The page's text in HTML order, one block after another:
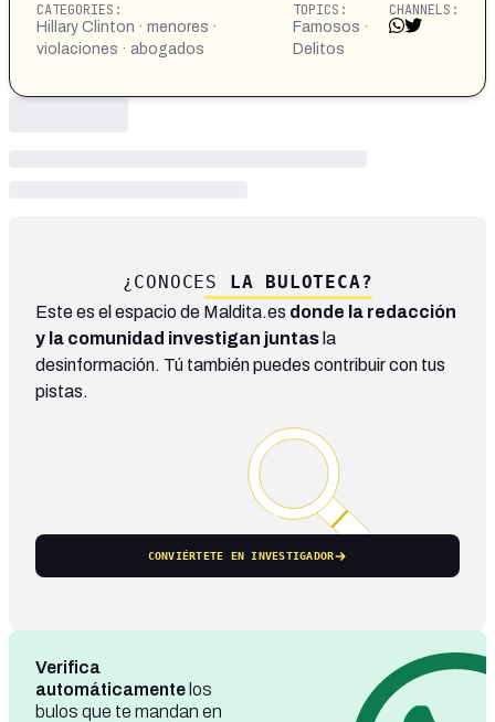
CATEGORIES:
Hillary Clinton · menores ·
violaciones · abogados
TOPICS:
Famosos ·
Delitos
CHANNELS:
¿CONOCES LA BULOTECA?
Este es el espacio de Maldita.es donde la redacción
y la comunidad investigan juntas la
desinformación. Tú también puedes contribuir con tus
pistas.
CONVIÉRTETE EN INVESTIGADOR
Verifica
automáticamente los
bulos que te mandan en